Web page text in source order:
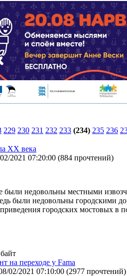
229 230 231 232 233 (234) 235 236
XX века
2021 07:20:00 (884 прочтений)
были недовольны местными
были недовольны городскими
городских мостовых в
на переходе у Fama
02/2021 07:10:00 (2977 прочтений)